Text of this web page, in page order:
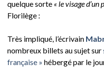
quelque sorte « le visage d’un
Florilège :
Très impliqué, l’écrivain
nombreux billets au sujet sur
française » hébergé par le